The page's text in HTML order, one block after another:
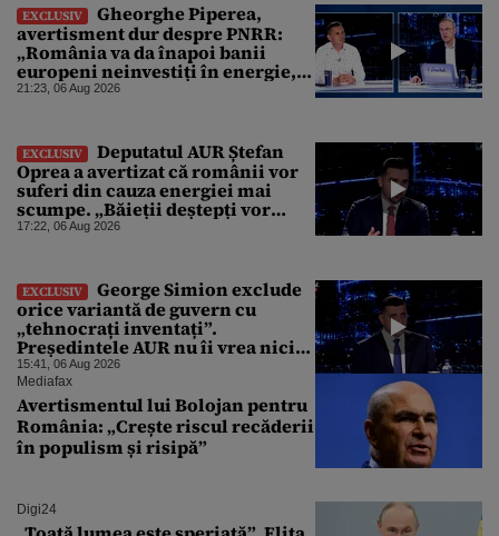
EXCLUSIV
Gheorghe Piperea,
avertisment dur despre PNRR:
„România va da înapoi banii
europeni neinvestiți în energie,
chiar dacă a închis centralele pe
21:23, 06 Aug 2026
EXCLUSIV
Deputatul AUR Ștefan
Oprea a avertizat că românii vor
suferi din cauza energiei mai
scumpe. „Băieții deștepți vor
specula și după vor crește
17:22, 06 Aug 2026
EXCLUSIV
George Simion exclude
orice variantă de guvern cu
„tehnocrați inventați”.
Președintele AUR nu îi vrea nici
pe Alexandru Nazare, pe Adrian
Veștea și nici pe Eugen Tomac
15:41, 06 Aug 2026
Mediafax
Avertismentul lui Bolojan pentru
România: „Crește riscul recăderii
în populism și risipă”
Digi24